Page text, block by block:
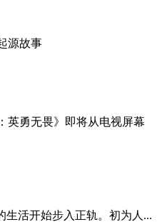
源故事
英勇无畏》即将从电视屏幕
生活开始步入正轨。初为人...